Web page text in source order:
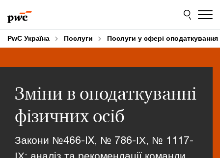
to
content
to
footer
PwC Україна Послуги Послуги у сфері оподаткування
Зміни в оподаткуванні
фізичних осіб
Закони №466-IX, № 786-ІХ, № 1117-